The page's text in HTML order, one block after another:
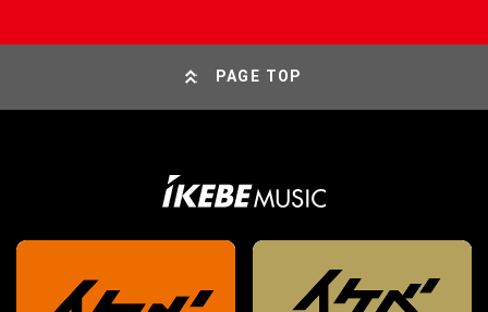
PAGE TOP